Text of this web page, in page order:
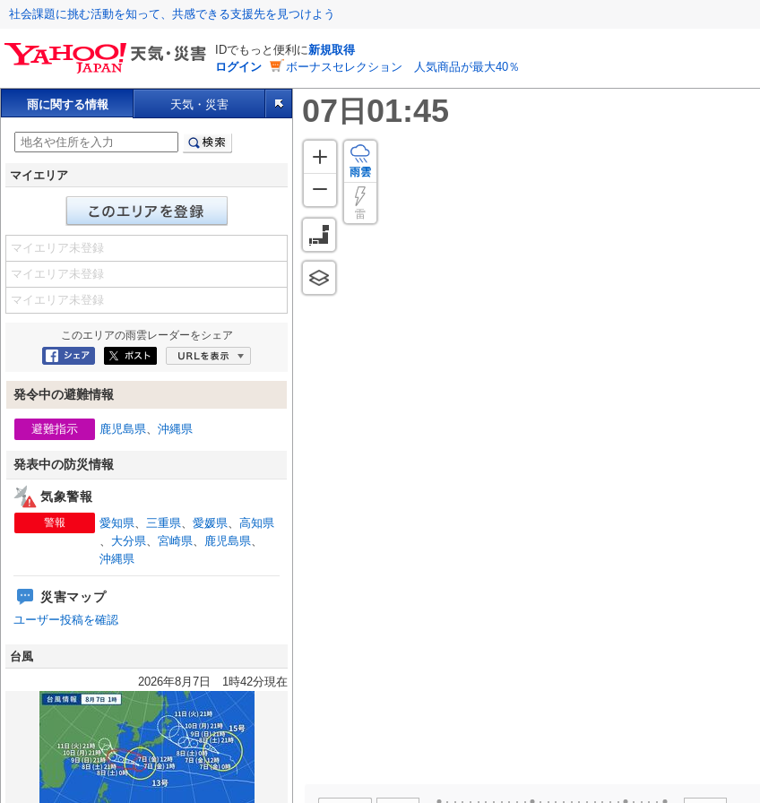
社会課題に挑む活動を知って、共感できる支援先を見つけよう
IDでもっと便利に新規取得
ログイン
ボーナスセレクション 人気商品が最大40％
雨に関する情報 天気・災害
マイエリア
マイエリア未登録
マイエリア未登録
マイエリア未登録
このエリアの雨雲レーダーをシェア
Facebookにシェア
ポスト
発令中の避難情報
避難指示 鹿児島県、 沖縄県
発表中の防災情報
気象警報
警報 愛知県、 三重県、 愛媛県、 高知県
、 大分県、 宮崎県、 鹿児島県、
沖縄県
災害マップ
ユーザー投稿を確認
台風
2026年8月7日 1時42分現在
雨雲
雷
07 日 01:45